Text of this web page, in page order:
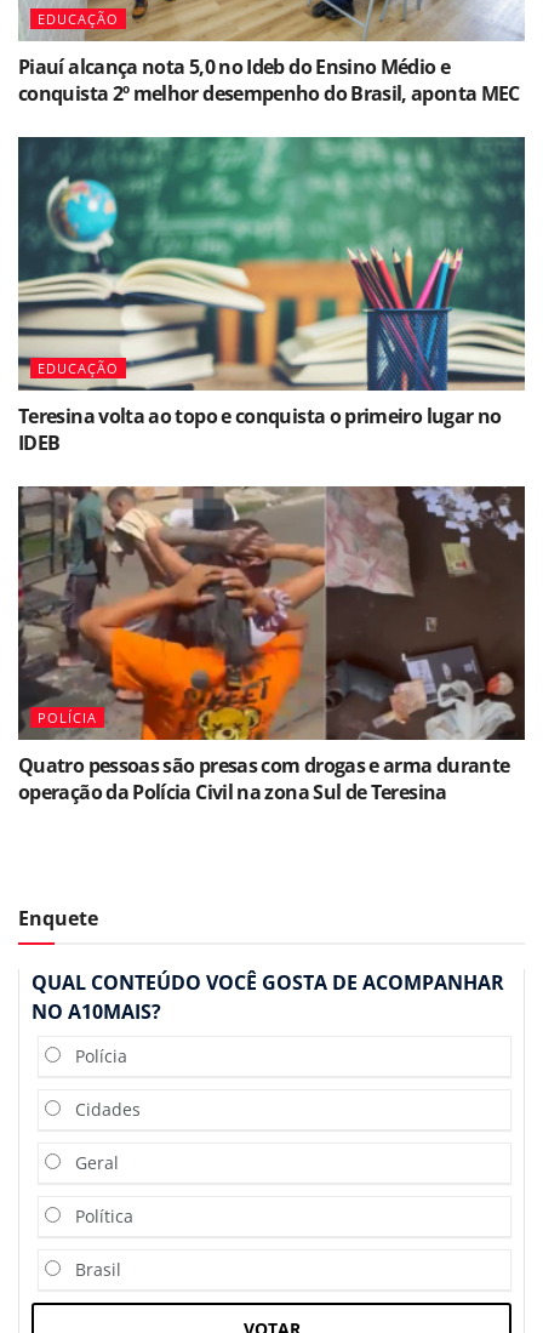
EDUCAÇÃO
Piauí alcança nota 5,0 no Ideb do Ensino Médio e
conquista 2º melhor desempenho do Brasil, aponta MEC
EDUCAÇÃO
Teresina volta ao topo e conquista o primeiro lugar no
IDEB
POLÍCIA
Quatro pessoas são presas com drogas e arma durante
operação da Polícia Civil na zona Sul de Teresina
Enquete
QUAL CONTEÚDO VOCÊ GOSTA DE ACOMPANHAR
NO A10MAIS?
Polícia
Cidades
Geral
Política
Brasil